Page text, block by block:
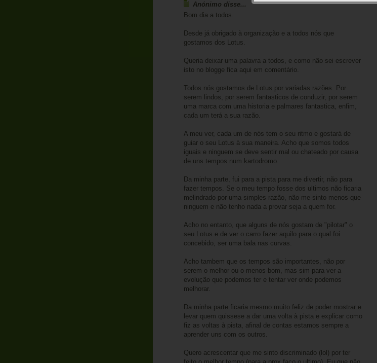
Anónimo disse...
Bom dia a todos.
Desde já obrigado à organização e a todos nós que
gostamos dos Lotus.
Queria deixar uma palavra a todos, e como não sei escrever
isto no blogge fica aqui em comentário.
Todos nós gostamos de Lotus por variadas razões. Por
serem lindos, por serem fantasticos de conduzir, por serem
uma marca com uma historia e palmares fantastica, enfim,
cada um terá a sua razão.
A meu ver, cada um de nós tem o seu ritmo e gostará de
guiar o seu Lotus à sua maneira. Acho que somos todos
iguais e ninguem se deve sentir mal ou chateado por causa
de uns tempos num kartodromo.
Da minha parte, fui para a pista para me divertir, não para
fazer tempos. Se o meu tempo fosse dos ultimos não ficaria
melindrado por uma simples razão, não me sinto menos que
ninguem e não tenho nada a provar seja a quem for.
Acho no entanto, que alguns de nós gostam de "pilotar" o
seu Lotus e de ver o carro fazer aquilo para o qual foi
concebido, ser uma bala nas curvas.
Acho tambem que os tempos são importantes, não por
serem o melhor ou o menos bom, mas sim para ver a
evolução que podemos ter e tentar ver onde podemos
melhorar.
Da minha parte ficaria mesmo muito feliz de poder mostrar e
levar quem quissese a dar uma volta à pista e explicar como
fiz as voltas à pista, afinal de contas estamos sempre a
aprender uns com os outros.
Quero acrescentar que me sinto discriminado (lol) por ter
feito o melhor tempo (para a prox faço o ultimo). Eu que não